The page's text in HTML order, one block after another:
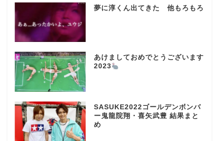
夢に淳くん出てきた 他もろもろ
あけましておめでとうございます
2023
SASUKE2022ゴールデンボンバ
ー鬼龍院翔・喜矢武豊 結果まと
め